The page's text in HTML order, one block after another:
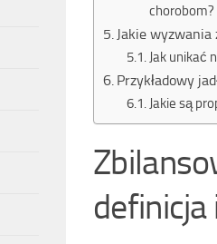
chorobom?
Jakie
Jak unikać
Przykładowy
Jakie są
definicja